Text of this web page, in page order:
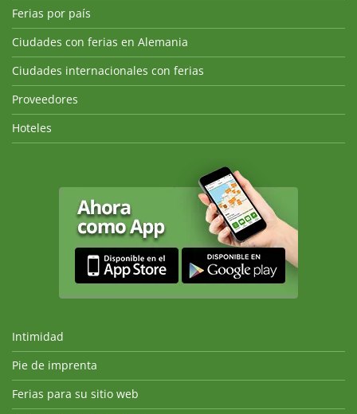
Ferias por país
Ciudades con ferias en Alemania
Ciudades internacionales con ferias
Proveedores
Hoteles
Intimidad
Pie de imprenta
Ferias para su sitio web